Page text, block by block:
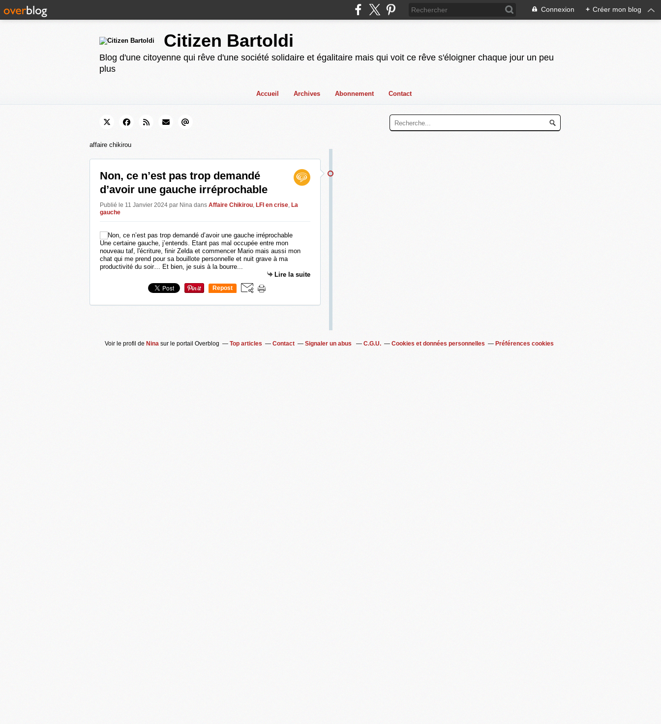
Connexion + Créer mon blog
Citizen Bartoldi
Blog d'une citoyenne qui rêve d'une société solidaire et égalitaire mais qui voit ce rêve s'éloigner chaque jour un peu
plus
Accueil Archives Abonnement Contact
affaire chikirou
Non, ce n’est pas trop demandé
d’avoir une gauche irréprochable
Publié le 11 Janvier 2024 par Nina dans Affaire Chikirou, LFI en crise, La
gauche
Une certaine gauche, j’entends. Etant pas mal occupée entre mon
nouveau taf, l'écriture, finir Zelda et commencer Mario mais aussi mon
chat qui me prend pour sa bouillote personnelle et nuit grave à ma
productivité du soir… Et bien, je suis à la bourre...
Lire la suite
Repost
Voir le profil de Ninasur le portail Overblog Top articles Contact Signaler un abus C.G.U. Cookies et données personnelles Préférences cookies